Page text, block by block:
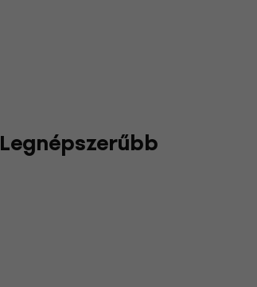
Legnépszerűbb